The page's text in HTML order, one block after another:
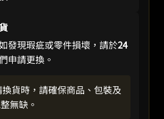
發現瑕疵或零件損壞，請於24
申請更換。
換貨時，請確保商品、包裝及
無缺。